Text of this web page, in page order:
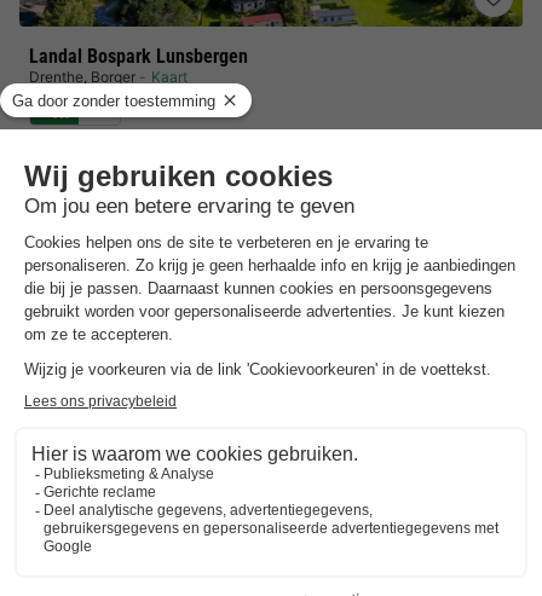
Landal Bospark Lunsbergen
Drenthe, Borger Kaart
7.7 Goed
Overdekt zwembad met kinderbad
Natuurgebied Gieten-Borger
Chalet 4 personen
Van 27 tot 30 nov, 3 nachten, Vanaf
€ 78,56
Totaal€ 135,74incl. toeslagen
Bekijk alle accommodaties (7)
Boek nu een voordelige zomervakantie &
profiteer aan het zwembad!